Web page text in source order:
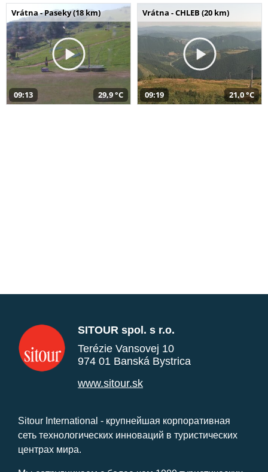
Vrátna - Paseky (18 km)
09:13 29,9 °C
Vrátna - CHLEB (20 km)
09:19 21,0 °C
SITOUR spol. s r.o.
Terézie Vansovej 10
974 01 Banská Bystrica
www.sitour.sk
Sitour International - крупнейшая корпоративная
сеть технологических инноваций в туристических
центрах мира.